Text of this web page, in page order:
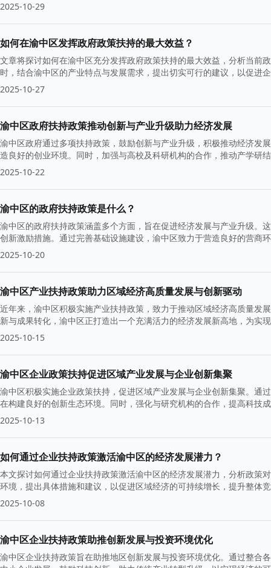
2025-10-29
如何在渝中区发挥政府政策扶持的最大效益？
文章将探讨如何在渝中区充分发挥政府政策扶持的最大效益，分析当前
时，结合渝中区的产业特点与发展需求，提出切实可行的建议，以促进
2025-10-27
渝中区政府扶持政策推动创新与产业升级助力经济发展
渝中区政府通过多项扶持政策，鼓励创新与产业升级，积极推动经济发
造良好的创业环境。同时，加强与高校及科研机构的合作，推动产学研
2025-10-22
渝中区的政府扶持政策是什么？
渝中区的政府扶持政策涵盖多个方面，旨在促进经济发展与产业升级。
创新激励措施。通过完善基础设施建设，渝中区致力于营造良好的营商
2025-10-20
渝中区产业扶持政策助力区域经济高质量发展与创新驱动
近年来，渝中区积极实施产业扶持政策，致力于推动区域经济高质量发
新与成果转化，渝中区正打造出一个充满活力的经济发展新高地，为实
2025-10-15
渝中区企业政策扶持促进区域产业发展与企业创新集聚
渝中区积极实施企业政策扶持，促进区域产业发展与企业创新集聚。通
在构建良好的创新生态环境。同时，强化与研究机构的合作，提高科技
2025-10-13
如何通过企业扶持政策激活渝中区的经济发展潜力？
本文探讨如何通过企业扶持政策激活渝中区的经济发展潜力，分析政策
环境，提出具体措施和建议，以促进区域经济的可持续增长，提升整体
2025-10-08
渝中区企业扶持政策助推创新发展与投资环境优化
渝中区企业扶持政策旨在助推地区创新发展与投资环境优化。通过整合